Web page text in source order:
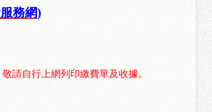
務網)
敬請自行上網列印繳費單及收據。